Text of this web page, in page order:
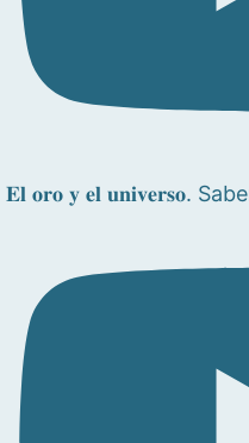
𝐄𝐥 𝐨𝐫𝐨 𝐲 𝐞𝐥 𝐮𝐧𝐢𝐯𝐞𝐫𝐬𝐨.